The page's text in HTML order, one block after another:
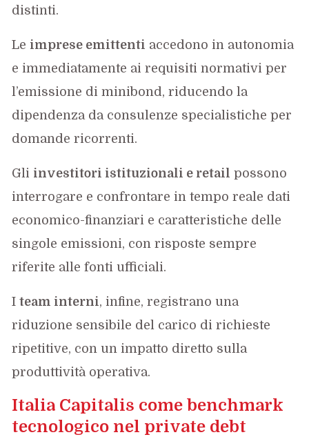
distinti.
Le imprese emittenti accedono in autonomia
e immediatamente ai requisiti normativi per
l’emissione di minibond, riducendo la
dipendenza da consulenze specialistiche per
domande ricorrenti.
Gli investitori istituzionali e retail possono
interrogare e confrontare in tempo reale dati
economico-finanziari e caratteristiche delle
singole emissioni, con risposte sempre
riferite alle fonti ufficiali.
Iteam interni, infine, registrano una
riduzione sensibile del carico di richieste
ripetitive, con un impatto diretto sulla
produttività operativa.
Italia Capitalis come benchmark
tecnologico nel private debt